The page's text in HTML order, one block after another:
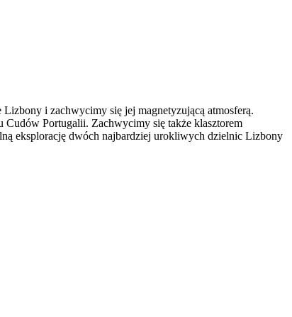
i zachwycimy się jej magnetyzującą atmosferą.
Portugalii. Zachwycimy się także klasztorem
eksplorację dwóch najbardziej urokliwych dzielnic Lizbony